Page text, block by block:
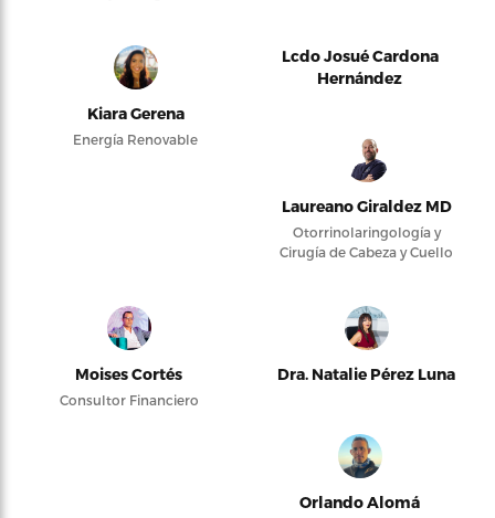
Kiara Gerena
Energía Renovable
Lcdo Josué Cardona
Hernández
Laureano Giraldez MD
Otorrinolaringología y
Cirugía de Cabeza y Cuello
Moises Cortés
Consultor Financiero
Dra. Natalie Pérez Luna
Orlando Alomá